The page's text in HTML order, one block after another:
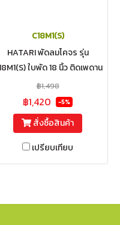
C18M1(S)
HATARI พัดลมโคจร รุ่น
ใบพัด 18 นิ้ว ติดเพดาน
ปรับส่ายและควบคุมส่ายได้
฿1,498
฿1,420 -5%
สั่งซื้อสินค้า
เปรียบเทียบ